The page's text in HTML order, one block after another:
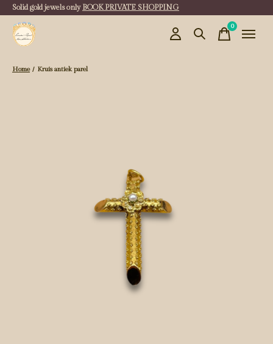
Solid gold jewels only BOOK PRIVATE SHOPPING
0items
Home / Kruis antiek parel